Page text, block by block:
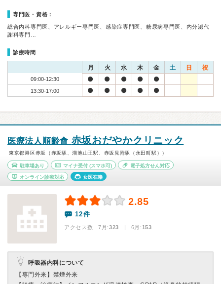
専門医・資格：
総合内科専門医、アレルギー専門医、感染症専門医、糖尿病専門医、内分泌代
謝科専門…
診療時間
月 火 水 木 金 土 日 祝
09:00-12:30
13:30-17:00
医療法人順齡會 赤坂おだやかクリニック
東京都港区赤坂（赤坂駅、溜池山王駅、赤坂見附駅（永田町駅））
駐車場あり マイナ受付(スマホ可) 電子処方せん対応
オンライン診療対応 女医在籍
2.85
12件
アクセス数 7月:323 | 6月:153
呼吸器内科について
【専門外来】 禁煙外来